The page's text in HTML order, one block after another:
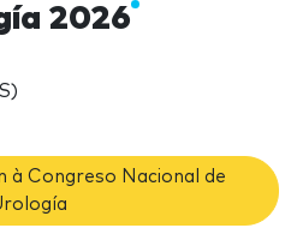
2026
à Congreso Nacional de